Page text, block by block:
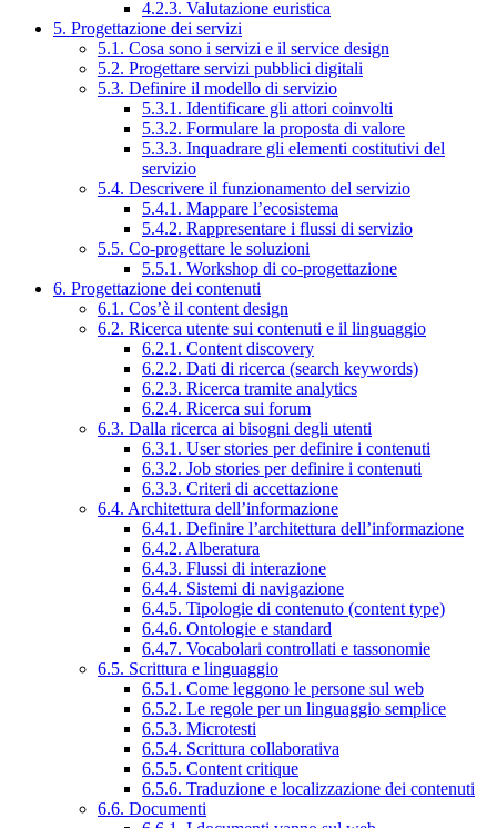
4.2.3. Valutazione euristica
5. Progettazione dei servizi
5.1. Cosa sono i servizi e il service design
5.2. Progettare servizi pubblici digitali
5.3. Definire il modello di servizio
5.3.1. Identificare gli attori coinvolti
5.3.2. Formulare la proposta di valore
5.3.3. Inquadrare gli elementi costitutivi del
servizio
5.4. Descrivere il funzionamento del servizio
5.4.1. Mappare l’ecosistema
5.4.2. Rappresentare i flussi di servizio
5.5. Co-progettare le soluzioni
5.5.1. Workshop di co-progettazione
6. Progettazione dei contenuti
6.1. Cos’è il content design
6.2. Ricerca utente sui contenuti e il linguaggio
6.2.1. Content discovery
6.2.2. Dati di ricerca (search keywords)
6.2.3. Ricerca tramite analytics
6.2.4. Ricerca sui forum
6.3. Dalla ricerca ai bisogni degli utenti
6.3.1. User stories per definire i contenuti
6.3.2. Job stories per definire i contenuti
6.3.3. Criteri di accettazione
6.4. Architettura dell’informazione
6.4.1. Definire l’architettura dell’informazione
6.4.2. Alberatura
6.4.3. Flussi di interazione
6.4.4. Sistemi di navigazione
6.4.5. Tipologie di contenuto (content type)
6.4.6. Ontologie e standard
6.4.7. Vocabolari controllati e tassonomie
6.5. Scrittura e linguaggio
6.5.1. Come leggono le persone sul web
6.5.2. Le regole per un linguaggio semplice
6.5.3. Microtesti
6.5.4. Scrittura collaborativa
6.5.5. Content critique
6.5.6. Traduzione e localizzazione dei contenuti
6.6. Documenti